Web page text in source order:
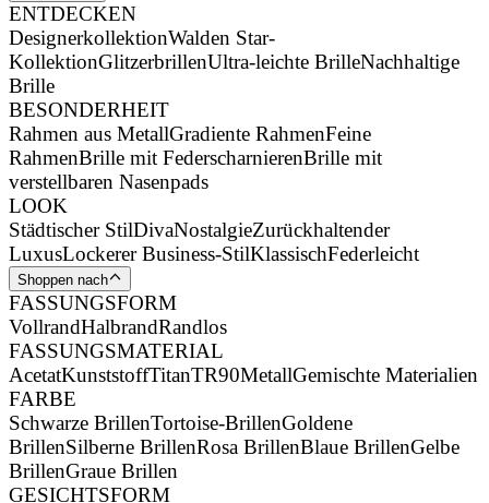
ENTDECKEN
DesignerkollektionWalden Star-
KollektionGlitzerbrillenUltra-leichte BrilleNachhaltige
Brille
BESONDERHEIT
Rahmen aus MetallGradiente RahmenFeine
RahmenBrille mit FederscharnierenBrille mit
verstellbaren Nasenpads
LOOK
Städtischer StilDivaNostalgieZurückhaltender
LuxusLockerer Business-StilKlassischFederleicht
Shoppen nach
FASSUNGSFORM
VollrandHalbrandRandlos
FASSUNGSMATERIAL
AcetatKunststoffTitanTR90MetallGemischte Materialien
FARBE
Schwarze BrillenTortoise-BrillenGoldene
BrillenSilberne BrillenRosa BrillenBlaue BrillenGelbe
BrillenGraue Brillen
GESICHTSFORM